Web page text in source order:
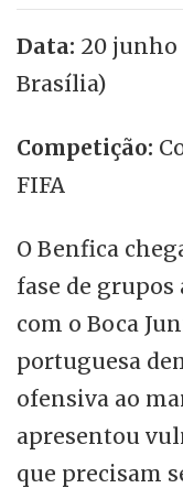
Data: 20 junho
Brasília)
Competição:
FIFA
O Benfica
fase de grupos
com o Boca
portuguesa
ofensiva ao
apresentou
que precisam